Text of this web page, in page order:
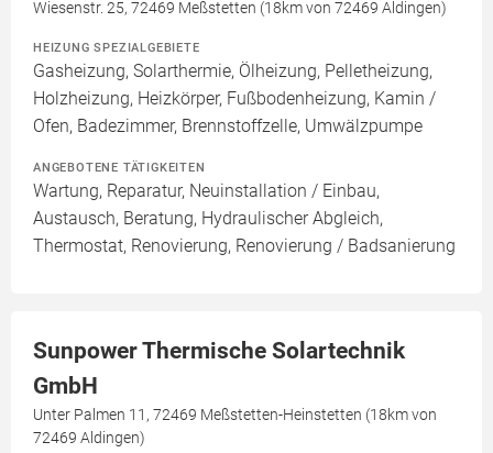
Wiesenstr. 25, 72469 Meßstetten (18km von 72469 Aldingen)
HEIZUNG SPEZIALGEBIETE
Gasheizung, Solarthermie, Ölheizung, Pelletheizung,
Holzheizung, Heizkörper, Fußbodenheizung, Kamin /
Ofen, Badezimmer, Brennstoffzelle, Umwälzpumpe
ANGEBOTENE TÄTIGKEITEN
Wartung, Reparatur, Neuinstallation / Einbau,
Austausch, Beratung, Hydraulischer Abgleich,
Thermostat, Renovierung, Renovierung / Badsanierung
Sunpower Thermische Solartechnik
GmbH
Unter Palmen 11, 72469 Meßstetten-Heinstetten (18km von
72469 Aldingen)